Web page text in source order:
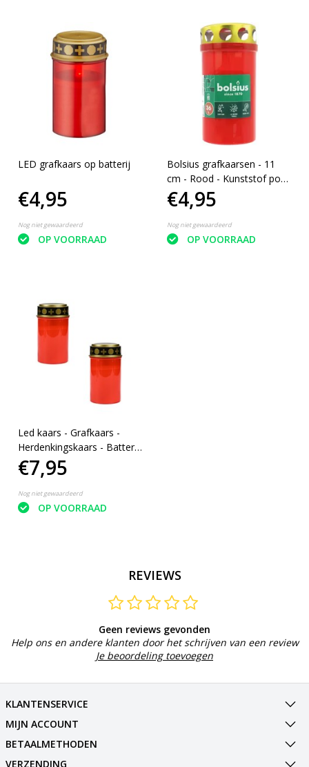
LED grafkaars op batterij
€4,95
Nog niet gewaardeerd
OP VOORRAAD
Bolsius grafkaarsen - 11
cm - Rood - Kunststof pot
met metalen deksel
€4,95
Nog niet gewaardeerd
OP VOORRAAD
Led kaars - Grafkaars -
Herdenkingskaars - Batterij
- Rood - Set van 2
€7,95
Nog niet gewaardeerd
OP VOORRAAD
REVIEWS
Geen reviews gevonden
Help ons en andere klanten door het schrijven van een review
Je beoordeling toevoegen
KLANTENSERVICE
MIJN ACCOUNT
BETAALMETHODEN
VERZENDING